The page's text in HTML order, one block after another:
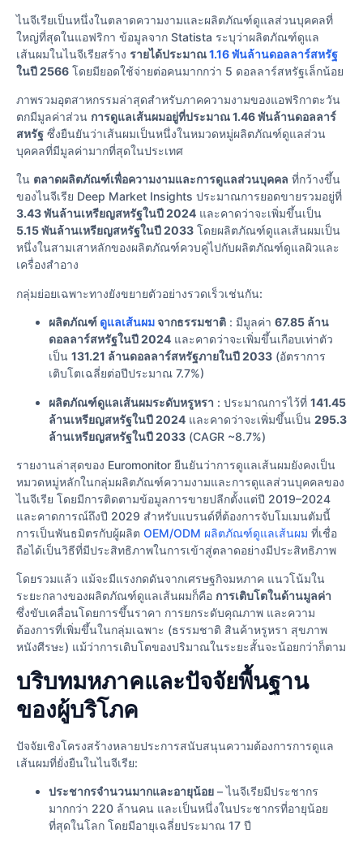
ไนจีเรียเป็นหนึ่งในตลาดความงามและผลิตภัณฑ์ดูแลส่วนบุคคลที่
ใหญ่ที่สุดในแอฟริกา ข้อมูลจาก Statista ระบุว่าผลิตภัณฑ์ดูแล
เส้นผมในไนจีเรียสร้าง รายได้ประมาณ1.16 พันล้านดอลลาร์สหรัฐ
ในปี 2566 โดยมียอดใช้จ่ายต่อคนมากกว่า 5 ดอลลาร์สหรัฐเล็กน้อย
ภาพรวมอุตสาหกรรมล่าสุดสําหรับภาคความงามของแอฟริกาตะวัน
ตกมีมูลค่าส่วน การดูแลเส้นผมอยู่ที่ประมาณ 1.46 พันล้านดอลลาร์
สหรัฐ ซึ่งยืนยันว่าเส้นผมเป็นหนึ่งในหมวดหมู่ผลิตภัณฑ์ดูแลส่วน
บุคคลที่มีมูลค่ามากที่สุดในประเทศ
ใน ตลาดผลิตภัณฑ์เพื่อความงามและการดูแลส่วนบุคคล ที่กว้างขึ้น
ของไนจีเรีย Deep Market Insights ประมาณการยอดขายรวมอยู่ที่
3.43 พันล้านเหรียญสหรัฐในปี 2024 และคาดว่าจะเพิ่มขึ้นเป็น
5.15 พันล้านเหรียญสหรัฐในปี 2033 โดยผลิตภัณฑ์ดูแลเส้นผมเป็น
หนึ่งในสามเสาหลักของผลิตภัณฑ์ควบคู่ไปกับผลิตภัณฑ์ดูแลผิวและ
เครื่องสำอาง
กลุ่มย่อยเฉพาะทางยังขยายตัวอย่างรวดเร็วเช่นกัน:
ผลิตภัณฑ์ ดูแลเส้นผมจากธรรมชาติ : มีมูลค่า 67.85 ล้าน
ดอลลาร์สหรัฐในปี 2024 และคาดว่าจะเพิ่มขึ้นเกือบเท่าตัว
เป็น 131.21 ล้านดอลลาร์สหรัฐภายในปี 2033 (อัตราการ
เติบโตเฉลี่ยต่อปีประมาณ 7.7%)
ผลิตภัณฑ์ดูแลเส้นผมระดับหรูหรา : ประมาณการไว้ที่ 141.45
ล้านเหรียญสหรัฐในปี 2024 และคาดว่าจะเพิ่มขึ้นเป็น 295.3
ล้านเหรียญสหรัฐในปี 2033 (CAGR ~8.7%)
รายงานล่าสุดของ Euromonitor ยืนยันว่าการดูแลเส้นผมยังคงเป็น
หมวดหมู่หลักในกลุ่มผลิตภัณฑ์ความงามและการดูแลส่วนบุคคลของ
ไนจีเรีย โดยมีการติดตามข้อมูลการขายปลีกตั้งแต่ปี 2019–2024
และคาดการณ์ถึงปี 2029 สําหรับแบรนด์ที่ต้องการจับโมเมนตัมนี้
การเป็นพันธมิตรกับผู้ผลิต OEM/ODM ผลิตภัณฑ์ดูแลเส้นผม ที่เชื่อ
ถือได้เป็นวิธีที่มีประสิทธิภาพในการเข้าสู่ตลาดอย่างมีประสิทธิภาพ
โดยรวมแล้ว แม้จะมีแรงกดดันจากเศรษฐกิจมหภาค แนวโน้มใน
ระยะกลางของผลิตภัณฑ์ดูแลเส้นผมก็คือ การเติบโตในด้านมูลค่า
ซึ่งขับเคลื่อนโดยการขึ้นราคา การยกระดับคุณภาพ และความ
ต้องการที่เพิ่มขึ้นในกลุ่มเฉพาะ (ธรรมชาติ สินค้าหรูหรา สุขภาพ
หนังศีรษะ) แม้ว่าการเติบโตของปริมาณในระยะสั้นจะน้อยกว่าก็ตาม
บริบทมหภาคและปัจจัยพื้นฐาน
ของผู้บริโภค
ปัจจัยเชิงโครงสร้างหลายประการสนับสนุนความต้องการการดูแล
เส้นผมที่ยั่งยืนในไนจีเรีย:
ประชากรจำนวนมากและอายุน้อย – ไนจีเรียมีประชากร
มากกว่า 220 ล้านคน และเป็นหนึ่งในประชากรที่อายุน้อย
ที่สุดในโลก โดยมีอายุเฉลี่ยประมาณ 17 ปี